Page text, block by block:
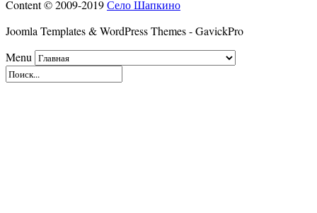
Content © 2009-2019Село Шапкино
Joomla Templates & WordPress Themes - GavickPro
Menu